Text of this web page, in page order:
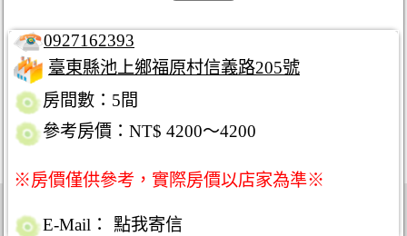
0927162393
臺東縣池上鄉福原村信義路205號
房間數：5間
參考房價：NT$ 4200～4200
※房價僅供參考，實際房價以店家為準※
E-Mail： 點我寄信